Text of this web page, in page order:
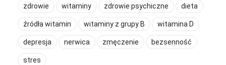
zdrowie witaminy zdrowie psychiczne dieta
źródła witamin witaminy z grupy B witamina D
depresja nerwica zmęczenie bezsenność
stres